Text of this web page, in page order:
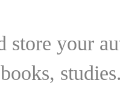
store your